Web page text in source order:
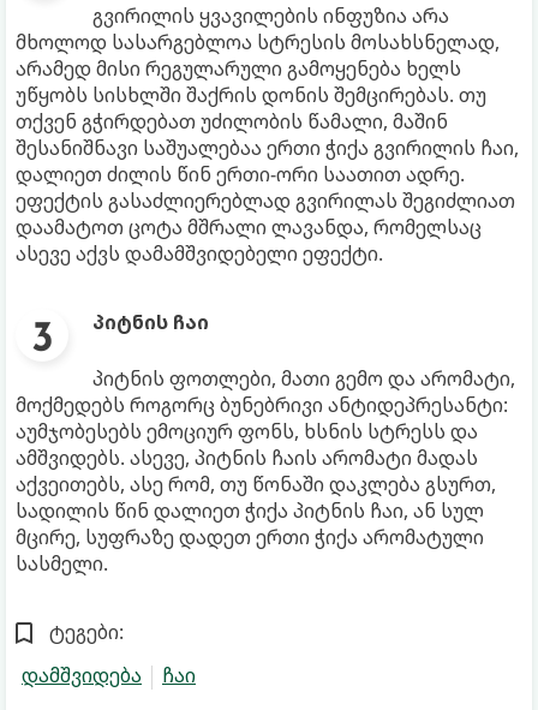
გვირილის ყვავილების ინფუზია არა
მხოლოდ სასარგებლოა სტრესის მოსახსნელად,
არამედ მისი რეგულარული გამოყენება ხელს
უწყობს სისხლში შაქრის დონის შემცირებას. თუ
თქვენ გჭირდებათ უძილობის წამალი, მაშინ
შესანიშნავი საშუალებაა ერთი ჭიქა გვირილის ჩაი,
დალიეთ ძილის წინ ერთი-ორი საათით ადრე.
ეფექტის გასაძლიერებლად გვირილას შეგიძლიათ
დაამატოთ ცოტა მშრალი ლავანდა, რომელსაც
ასევე აქვს დამამშვიდებელი ეფექტი.
პიტნის ჩაი
პიტნის ფოთლები, მათი გემო და არომატი,
მოქმედებს როგორც ბუნებრივი ანტიდეპრესანტი:
აუმჯობესებს ემოციურ ფონს, ხსნის სტრესს და
ამშვიდებს. ასევე, პიტნის ჩაის არომატი მადას
აქვეითებს, ასე რომ, თუ წონაში დაკლება გსურთ,
სადილის წინ დალიეთ ჭიქა პიტნის ჩაი, ან სულ
მცირე, სუფრაზე დადეთ ერთი ჭიქა არომატული
სასმელი.
ტეგები:
დამშვიდება
ჩაი